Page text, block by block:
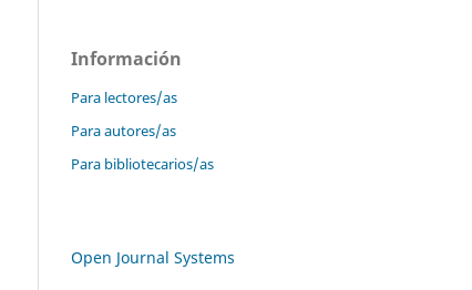
Información
Para lectores/as
Para autores/as
Para bibliotecarios/as
Open Journal Systems